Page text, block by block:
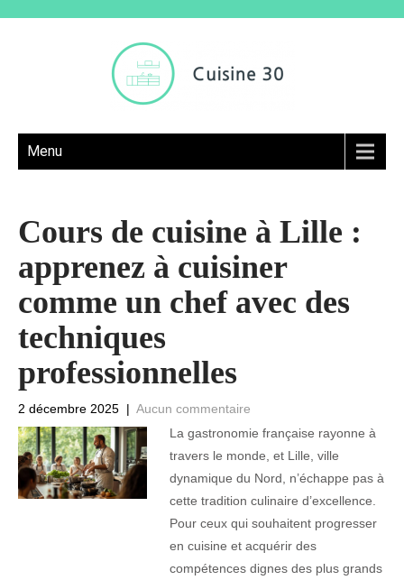
Menu
Cours de cuisine à Lille :
apprenez à cuisiner
comme un chef avec des
techniques
professionnelles
2 décembre 2025 | Aucun commentaire
La gastronomie française rayonne à
travers le monde, et Lille, ville
dynamique du Nord, n’échappe pas à
cette tradition culinaire d’excellence.
Pour ceux qui souhaitent progresser
en cuisine et acquérir des
compétences dignes des plus grands